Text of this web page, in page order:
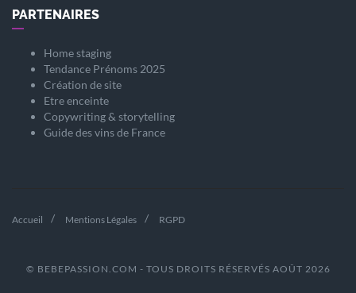
PARTENAIRES
Home staging
Tendance Prénoms 2025
Création de site
Etre enceinte
Copywriting & storytelling
Guide des vins de France
Accueil Mentions Légales RGPD
© BEBEPASSION.COM - TOUS DROITS RÉSERVÉS AOÛT 2026